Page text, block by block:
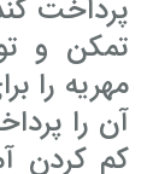
تمکن و
مهریه را
آن را
کم کردن